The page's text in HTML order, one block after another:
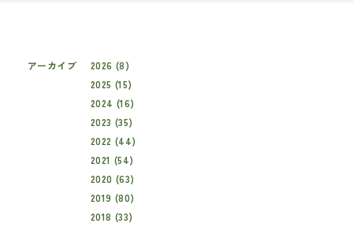
アーカイブ
2026 (8)
2025 (15)
2024 (16)
2023 (35)
2022 (44)
2021 (54)
2020 (63)
2019 (80)
2018 (33)